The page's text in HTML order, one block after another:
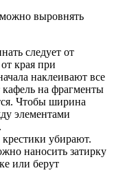
выровнять
следует от
края при
наклеивают все
на фрагменты
Чтобы ширина
элементами
убирают.
наносить затирку
или берут